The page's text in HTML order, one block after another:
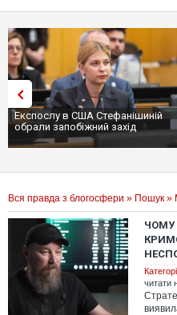
Експослу в США Стефанішиній
обрали запобіжний захід
Вся правда з блогосфери » Пошук »
ЧОМУ
читати